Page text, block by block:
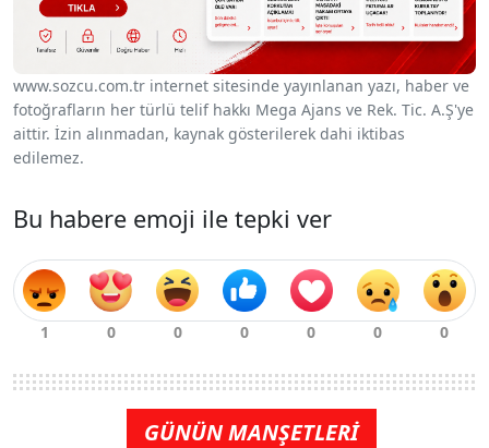
www.sozcu.com.tr internet sitesinde yayınlanan yazı, haber ve
fotoğrafların her türlü telif hakkı Mega Ajans ve Rek. Tic. A.Ş'ye
aittir. İzin alınmadan, kaynak gösterilerek dahi iktibas
edilemez.
Bu habere emoji ile tepki ver
GÜNÜN MANŞETLERİ